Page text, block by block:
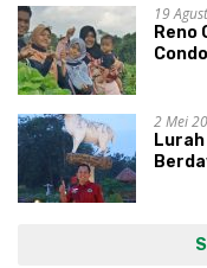
19
Reno
2 Mei